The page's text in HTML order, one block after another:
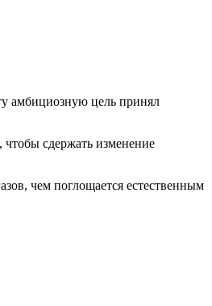
амбициозную цель принял
сдержать изменение
чем поглощается естественным